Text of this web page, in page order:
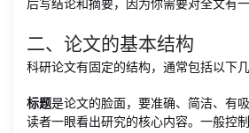
后写结论和摘要，因为你需要对全文有一
二、论文的基本结构
科研论文有固定的结构，通常包括以下几
标题是论文的脸面，要准确、简洁、有
读者一眼看出研究的核心内容。一般控